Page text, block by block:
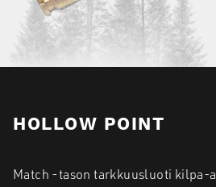
HOLLOW POINT
Match -tason tarkkuusluoti kilpa-